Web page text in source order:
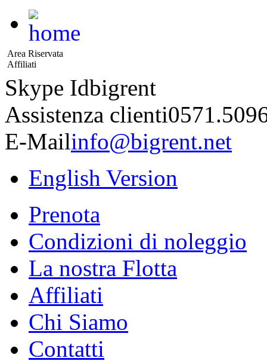
Area Riservata
Affiliati
Skype Idbigrent
Assistenza clienti
E-Mailinfo@bigrent.net
English Version
Prenota
Condizioni di noleggio
La nostra Flotta
Affiliati
Chi Siamo
Contatti